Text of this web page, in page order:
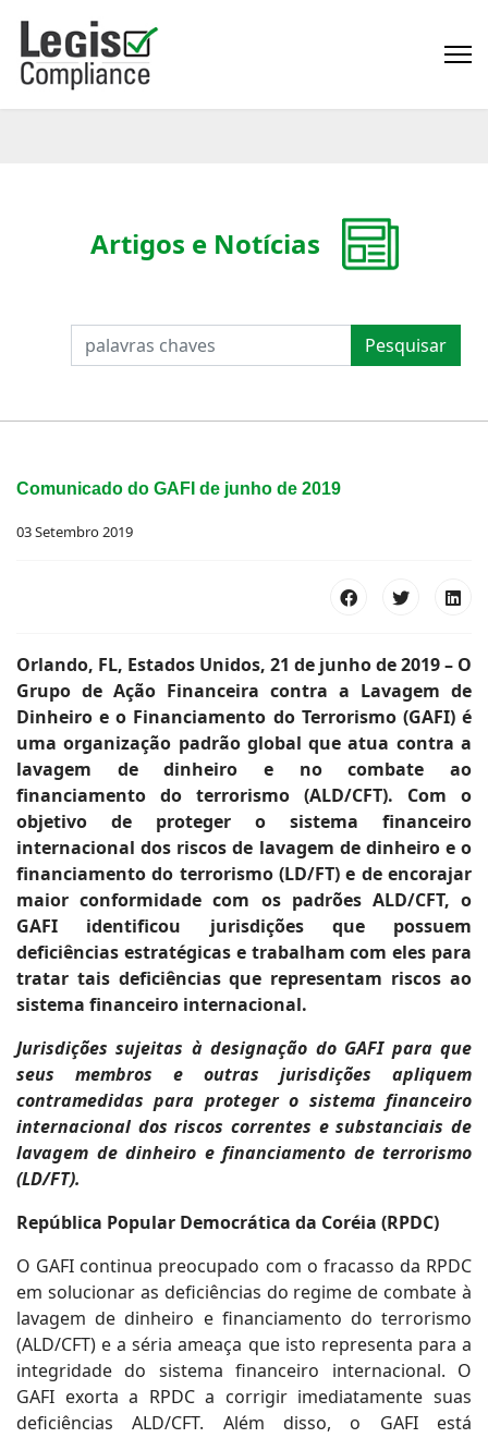
PESQUISAR Pesquisar
Artigos e Notícias
Comunicado do GAFI de junho de 2019
03 Setembro 2019
Orlando, FL, Estados Unidos, 21 de junho de 2019 – O
Grupo de Ação Financeira contra a Lavagem de
Dinheiro e o Financiamento do Terrorismo (GAFI) é
uma organização padrão global que atua contra a
lavagem de dinheiro e no combate ao
financiamento do terrorismo (ALD/CFT). Com o
objetivo de proteger o sistema financeiro
internacional dos riscos de lavagem de dinheiro e o
financiamento do terrorismo (LD/FT) e de encorajar
maior conformidade com os padrões ALD/CFT, o
GAFI identificou jurisdições que possuem
deficiências estratégicas e trabalham com eles para
tratar tais deficiências que representam riscos ao
sistema financeiro internacional.
Jurisdições sujeitas à designação do GAFI para que
seus membros e outras jurisdições apliquem
contramedidas para proteger o sistema financeiro
internacional dos riscos correntes e substanciais de
lavagem de dinheiro e financiamento de terrorismo
(LD/FT).
República Popular Democrática da Coréia (RPDC)
O GAFI continua preocupado com o fracasso da RPDC
em solucionar as deficiências do regime de combate à
lavagem de dinheiro e financiamento do terrorismo
(ALD/CFT) e a séria ameaça que isto representa para a
integridade do sistema financeiro internacional. O
GAFI exorta a RPDC a corrigir imediatamente suas
deficiências ALD/CFT. Além disso, o GAFI está